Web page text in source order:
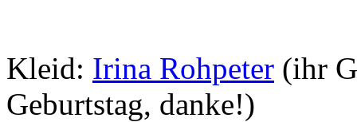
Kleid: Irina Rohpeter (ihr
Geburtstag, danke!)